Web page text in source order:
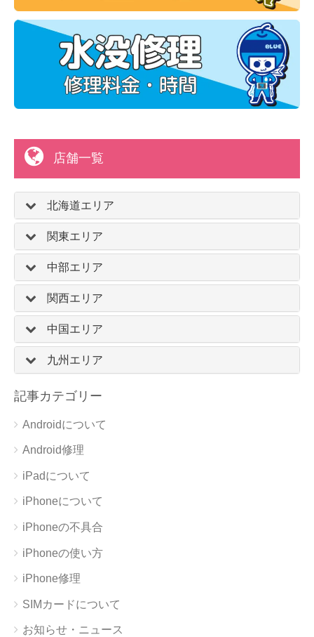
店舗一覧
北海道エリア
関東エリア
中部エリア
関西エリア
中国エリア
九州エリア
記事カテゴリー
Androidについて
Android修理
iPadについて
iPhoneについて
iPhoneの不具合
iPhoneの使い方
iPhone修理
SIMカードについて
お知らせ・ニュース